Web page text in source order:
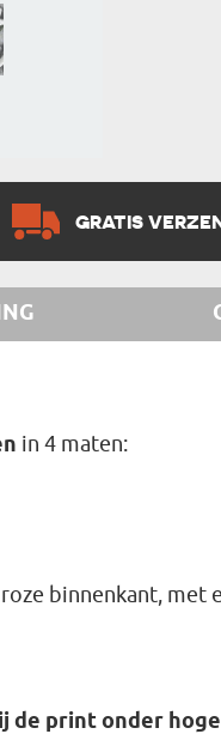
GRATIS
in 4 maten:
binnenkant, met
de print onder